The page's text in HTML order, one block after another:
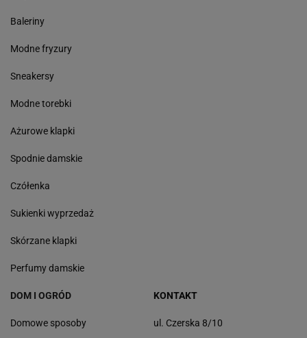
Baleriny
Modne fryzury
Sneakersy
Modne torebki
Ażurowe klapki
Spodnie damskie
Czółenka
Sukienki wyprzedaż
Skórzane klapki
Perfumy damskie
DOM I OGRÓD
Domowe sposoby
KONTAKT
ul. Czerska 8/10